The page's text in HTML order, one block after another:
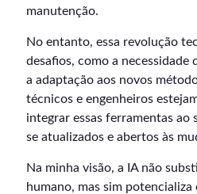
manutenção.
No entanto, essa revolução
desafios, como a necessidade
a adaptação aos novos
técnicos e engenheiros
integrar essas ferramentas ao
se atualizados e abertos às
Na minha visão, a IA não
humano, mas sim potencializa